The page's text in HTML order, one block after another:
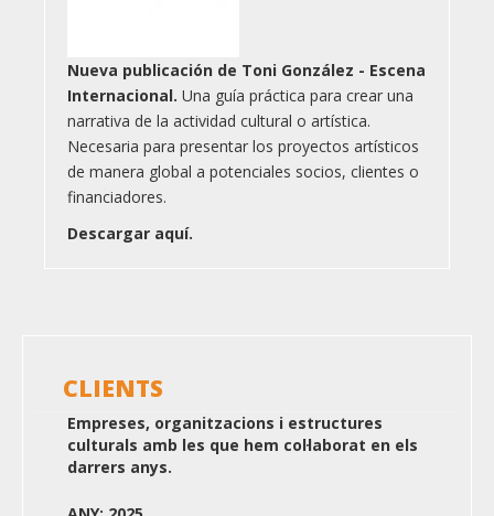
Nueva publicación de Toni González - Escena
Internacional. Una guía práctica para crear una
narrativa de la actividad cultural o artística.
Necesaria para presentar los proyectos artísticos
de manera global a potenciales socios, clientes o
financiadores.
Descargar aquí.
CLIENTS
Empreses, organitzacions i estructures
culturals amb les que hem col·laborat en els
darrers anys.